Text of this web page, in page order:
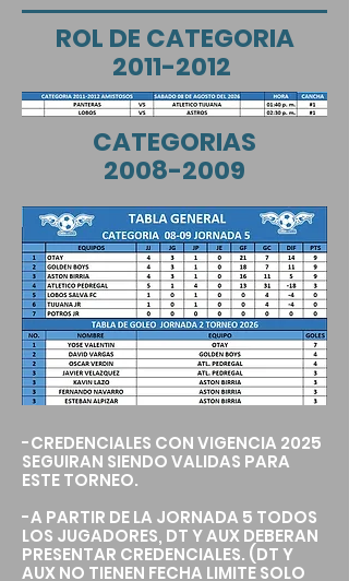
ROL DE CATEGORIA
2011-2012
CATEGORIAS
2008-2009
-CREDENCIALES CON VIGENCIA 2025
SEGUIRAN SIENDO VALIDAS PARA
ESTE TORNEO.
-A PARTIR DE LA JORNADA 5 TODOS
LOS JUGADORES, DT Y AUX DEBERAN
PRESENTAR CREDENCIALES. (DT Y
AUX NO TIENEN FECHA LIMITE SOLO